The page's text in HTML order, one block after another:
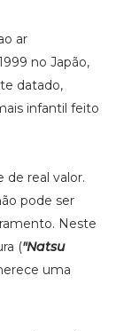
ar
no Japão,
datado,
infantil feito
real valor.
pode ser
Neste
("Natsu
uma